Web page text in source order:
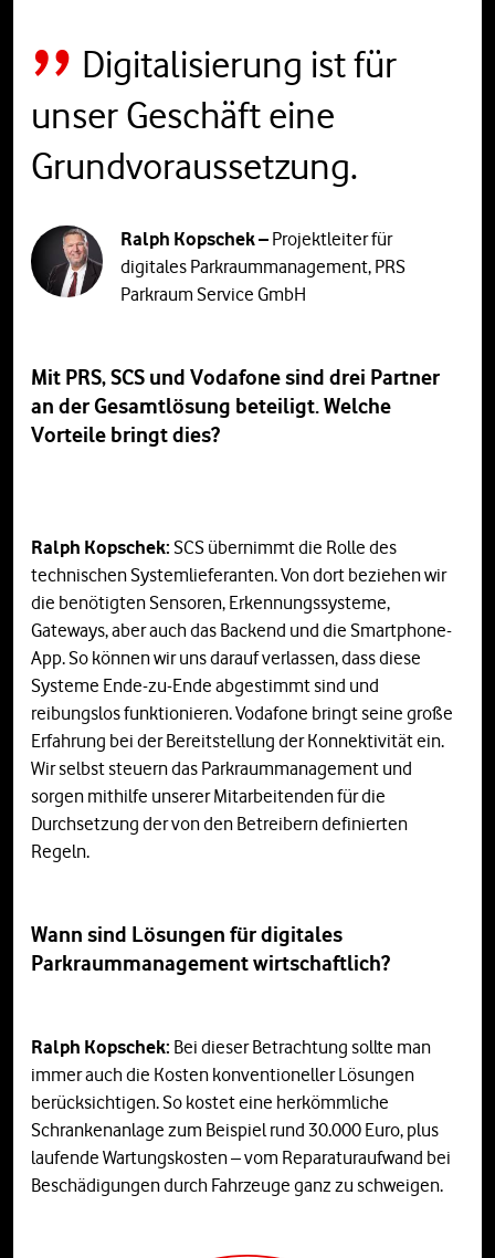
Digitalisierung ist für
unser Geschäft eine
Grundvoraussetzung.
Ralph Kopschek – Projektleiter für
digitales Parkraummanagement, PRS
Parkraum Service GmbH
Mit PRS, SCS und Vodafone sind drei Partner
an der Gesamtlösung beteiligt. Welche
Vorteile bringt dies?
Ralph Kopschek: SCS übernimmt die Rolle des
technischen Systemlieferanten. Von dort beziehen wir
die benötigten Sensoren, Erkennungssysteme,
Gateways, aber auch das Backend und die Smartphone-
App. So können wir uns darauf verlassen, dass diese
Systeme Ende-zu-Ende abgestimmt sind und
reibungslos funktionieren. Vodafone bringt seine große
Erfahrung bei der Bereitstellung der Konnektivität ein.
Wir selbst steuern das Parkraummanagement und
sorgen mithilfe unserer Mitarbeitenden für die
Durchsetzung der von den Betreibern definierten
Regeln.
Wann sind Lösungen für digitales
Parkraummanagement wirtschaftlich?
Ralph Kopschek: Bei dieser Betrachtung sollte man
immer auch die Kosten konventioneller Lösungen
berücksichtigen. So kostet eine herkömmliche
Schrankenanlage zum Beispiel rund 30.000 Euro, plus
laufende Wartungskosten – vom Reparaturaufwand bei
Beschädigungen durch Fahrzeuge ganz zu schweigen.